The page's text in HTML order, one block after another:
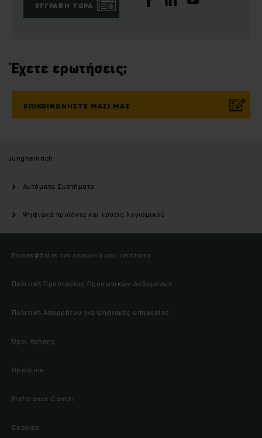
ΕΓΓΡΑΦΉ ΤΏΡΑ
Έχετε ερωτήσεις;
ΕΠΙΚΟΙΝΩΝΉΣΤΕ ΜΑΖΊ ΜΑΣ
Jungheinrich
Αυτόματα Συστήματα
Ψηφιακά προϊόντα και λύσεις λογισμικού
Επισκεφθείτε τον εταιρικό μας ιστότοπο
Πολιτική Προστασίας Προσωπικών Δεδομένων
Πολιτική Απορρήτου για ψηφιακές υπηρεσίες
Όροι Χρήσης
OpenLine
Preference Center
Cookies